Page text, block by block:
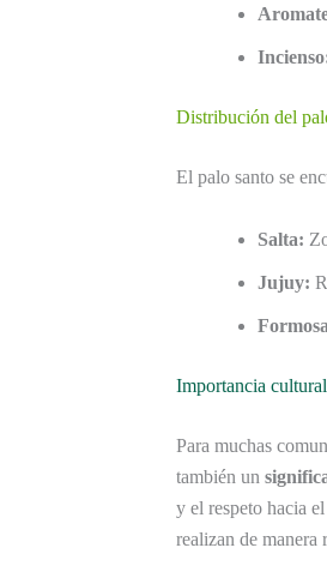
Distribución del
El palo santo se
Salta:
Jujuy:
Importancia cultural
Para muchas
también un
y el respeto hacia
realizan de manera